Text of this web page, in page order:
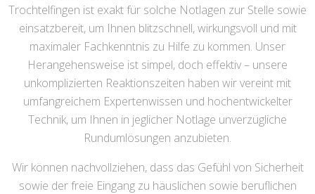
Trochtelfingen ist exakt für solche Notlagen zur Stelle sowie
einsatzbereit, um Ihnen blitzschnell, wirkungsvoll und mit
maximaler Fachkenntnis zu Hilfe zu kommen. Unser
Herangehensweise ist simpel, doch effektiv – unsere
unkomplizierten Reaktionszeiten haben wir vereint mit
umfangreichem Expertenwissen und hochentwickelter
Technik, um Ihnen in jeglicher Notlage unverzügliche
Rundumlösungen anzubieten.
Wir können nachvollziehen, dass das Gefühl von Sicherheit
sowie der freie Eingang zu häuslichen sowie beruflichen